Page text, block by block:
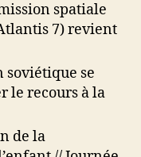
spatiale
7) revient
soviétique se
le recours à la
de la